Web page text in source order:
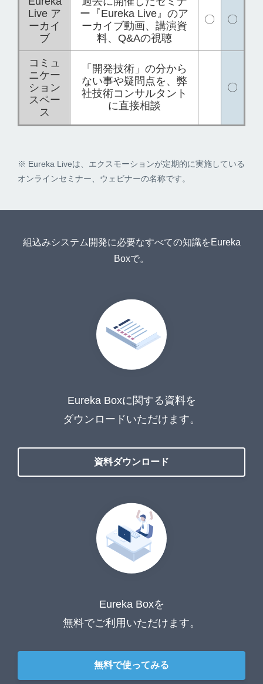
Live ア
ーカイ
ブ
ー『Eureka Live』のア
ーカイブ動画、講演資
料、Q&Aの視聴
〇 〇
コミュ
ニケー
ション
スペー
ス
「開発技術」の分から
ない事や疑問点を、弊
社技術コンサルタント
に直接相談
〇
※ Eureka Liveは、エクスモーションが定期的に実施している
オンラインセミナー、ウェビナーの名称です。
組込みシステム開発に必要なすべての知識をEureka
Boxで。
Eureka Boxに関する資料を
ダウンロードいただけます。
資料ダウンロード
Eureka Boxを
無料でご利用いただけます。
無料で使ってみる